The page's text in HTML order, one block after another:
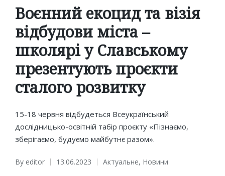
in
Воєнний екоцид та візія
відбудови міста –
школярі у Славському
презентують проєкти
сталого розвитку
15-18 червня відбудеться Всеукраїнський
дослідницько-освітній табір проєкту «Пізнаємо,
зберігаємо, будуємо майбутнє разом».
Posted
By editor 13.06.2023
Posted
Актуальне, Новини